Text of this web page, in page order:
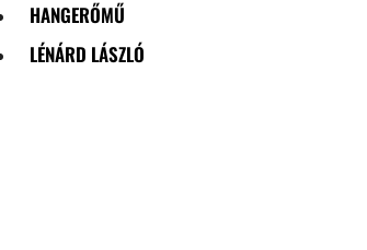
HANGERŐMŰ
LÉNÁRD LÁSZLÓ